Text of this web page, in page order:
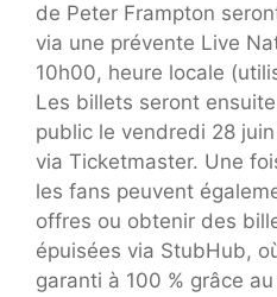
de Peter Frampton
via une prévente Live
10h00, heure locale
Les billets seront
public le vendredi 28
via Ticketmaster. Une
les fans peuvent
offres ou obtenir des
épuisées via StubHub,
garanti à 100 % grâce